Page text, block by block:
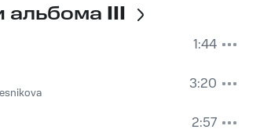
альбома III
1:44
3:20
2:57